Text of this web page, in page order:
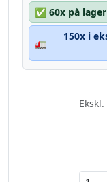
✅ 60x på
🚛
150x i